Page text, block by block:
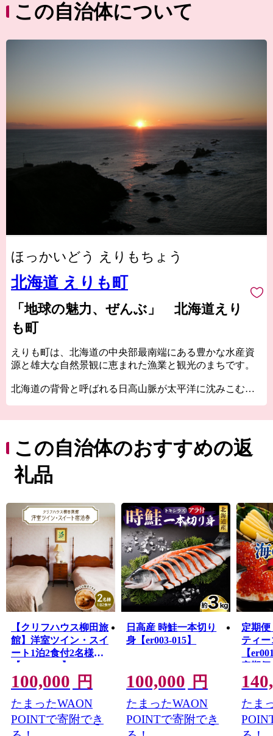
この自治体について
ほっかいどう えりもちょう
北海道 えりも町
「地球の魅力、ぜんぶ」 北海道えり
も町
えりも町は、北海道の中央部最南端にある豊かな水産資
源と雄大な自然景観に恵まれた漁業と観光のまちです。
北海道の背骨と呼ばれる日高山脈が太平洋に沈みこむ風
を有しています。
まちの大部分が太平洋に面し、沖合で暖流と寒流がぶつ
かることから、鮭や毛がに、日高昆布などの漁が盛んに
も有数の漁場です。
皆様には、ふるさと納税制度を通じて、えりも町の魅力
をさらに知っていただければ幸いです。
是非、自慢の特産品をご堪能いただくとともに、えりも
町へのお越しを心よりお待ちしております。
この自治体のおすすめの返
礼品
【クリフハウス柳田旅
館】洋室ツイン・スイ
ート1泊2食付2名様
【er006-002】
100,000 円
たまったWAON
POINTで寄附でき
日高産 時鮭一本切り
身【er003-015】
100,000 円
たまったWAON
POINTで寄附でき
定期
ティー
【
定期
鮮 魚
ら 数
がに
ししゃ
魚卵
たま